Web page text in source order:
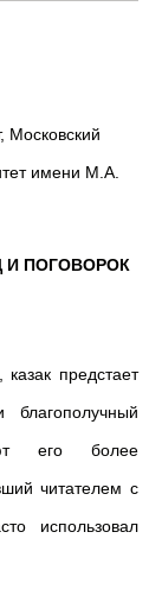
Московский
имени М.А.
И ПОГОВОРОК
предстает
его более
читателем с
использовал